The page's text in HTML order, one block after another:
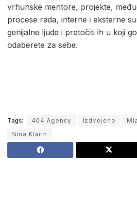
vrhunske mentore, projekte,
procese rada, interne i eksterne
genijalne ljude i pretočiti ih u koji
odaberete za sebe.
Tags: 404 Agency Izdvojeno
Nina Klarin